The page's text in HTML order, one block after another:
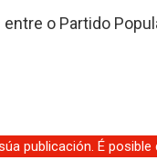
o Partido
publicación. É